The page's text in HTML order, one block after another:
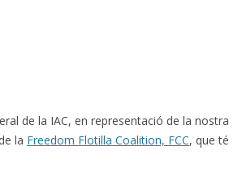
de la IAC, en representació de la nostra
la Freedom Flotilla Coalition, FCC, que té